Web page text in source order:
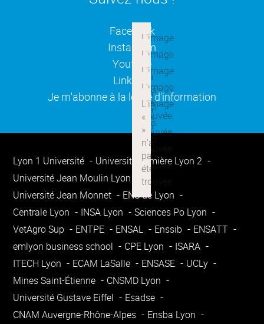
Facebook(ouverture dans une
Instagram(ouverture dans une
Youtube(ouverture dans une
Linkedin
(ouverture dans une
Je m'abonne à la lettre d'information
(ouverture dans une
Lyon 1 Université
Université Lumière Lyon 2
Université Jean Moulin Lyon 3
Université Jean Monnet
ENS de Lyon
Centrale Lyon
INSA Lyon
Sciences Po Lyon
VetAgro Sup
ENTPE ENSAL Enssib
ENSATT
emlyon business school
CPE Lyon
ISARA
ITECH Lyon
ECAM LaSalle ENSASE
UCLy
Mines Saint-Étienne
CNSMD Lyon
Université Gustave Eiffel
Esadse
CNAM Auvergne-Rhône-Alpes
Ensba Lyon